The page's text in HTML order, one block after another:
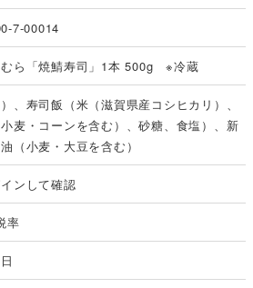
7-00014
むら「焼鯖寿司」1本 500g ※冷蔵
、寿司飯（米（滋賀県産コシヒカリ）、
麦・コーンを含む）、砂糖、食塩）、新
（小麦・大豆を含む）
ンして確認
率